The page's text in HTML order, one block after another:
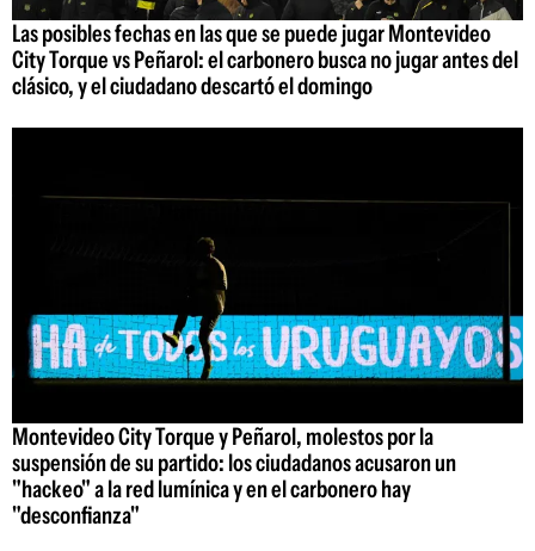
Las posibles fechas en las que se puede jugar Montevideo
City Torque vs Peñarol: el carbonero busca no jugar antes del
clásico, y el ciudadano descartó el domingo
Montevideo City Torque y Peñarol, molestos por la
suspensión de su partido: los ciudadanos acusaron un
"hackeo" a la red lumínica y en el carbonero hay
"desconfianza"